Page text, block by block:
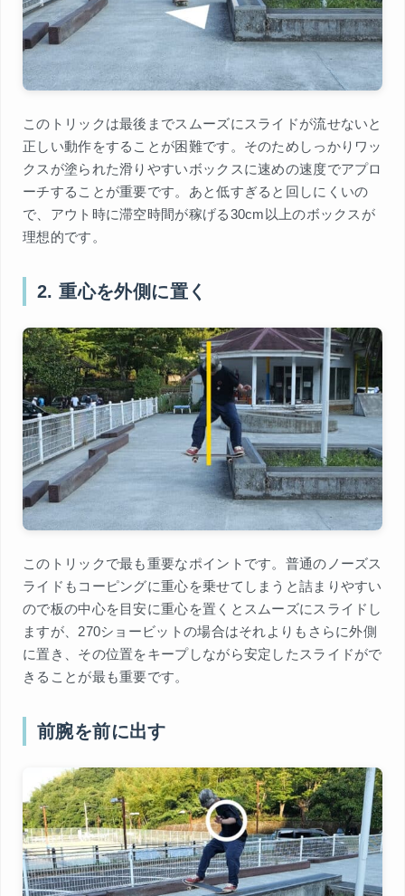
このトリックは最後までスムーズにスライドが流せないと
正しい動作をすることが困難です。そのためしっかりワッ
クスが塗られた滑りやすいボックスに速めの速度でアプロ
ーチすることが重要です。あと低すぎると回しにくいの
で、アウト時に滞空時間が稼げる30cm以上のボックスが
理想的です。
2. 重心を外側に置く
このトリックで最も重要なポイントです。普通のノーズス
ライドもコーピングに重心を乗せてしまうと詰まりやすい
ので板の中心を目安に重心を置くとスムーズにスライドし
ますが、270ショービットの場合はそれよりもさらに外側
に置き、その位置をキープしながら安定したスライドがで
きることが最も重要です。
前腕を前に出す